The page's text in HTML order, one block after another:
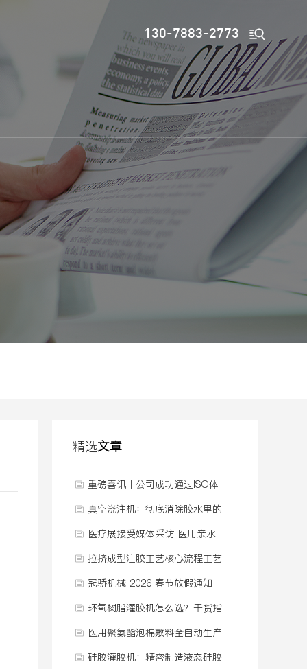
130-7883-2773 
精选文章
重磅喜讯｜公司成功通过ISO体
系认证，质量管理迈入新阶段
真空浇注机：彻底消除胶水里的
气泡
医疗展接受媒体采访 医用亲水
聚氨酯泡棉敷料发泡机
拉挤成型注胶工艺核心流程工艺
视频
冠骄机械 2026 春节放假通知
环氧树脂灌胶机怎么选？干货指
南避坑，看完就懂！
医用聚氨酯泡棉敷料全自动生产
线 | 连续供料发泡+涂布复合
硅胶灌胶机：精密制造液态硅胶